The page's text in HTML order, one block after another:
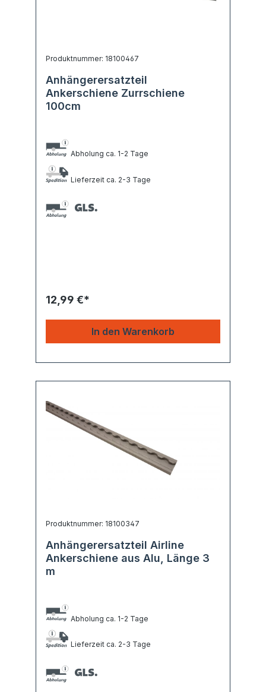
Produktnummer: 18100467
Anhängerersatzteil
Ankerschiene Zurrschiene
100cm
Abholung ca. 1-2 Tage
Lieferzeit ca. 2-3 Tage
12,99 €*
In den Warenkorb
Produktnummer: 18100347
Anhängerersatzteil Airline
Ankerschiene aus Alu, Länge 3
m
Abholung ca. 1-2 Tage
Lieferzeit ca. 2-3 Tage